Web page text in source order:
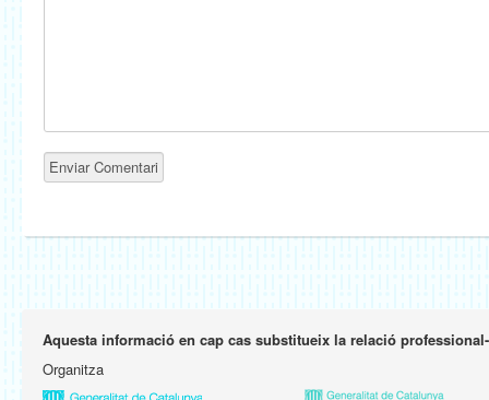
Aquesta informació en cap cas substitueix la relació
Organitza